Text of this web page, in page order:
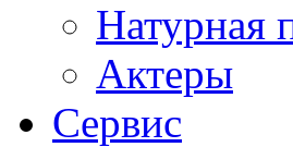
Натурная
Актеры
Сервис